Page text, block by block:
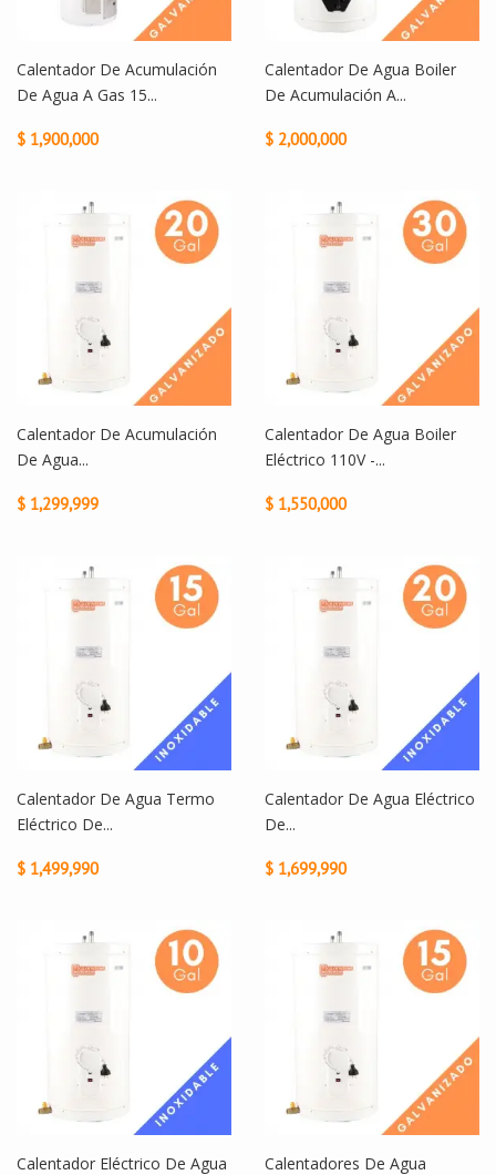
Calentador De Acumulación
De Agua A Gas 15...
$ 1,900,000
Calentador De Agua Boiler
De Acumulación A...
$ 2,000,000
Calentador De Acumulación
De Agua...
$ 1,299,999
Calentador De Agua Boiler
Eléctrico 110V -...
$ 1,550,000
Calentador De Agua Termo
Eléctrico De...
$ 1,499,990
Calentador De Agua Eléctrico
De...
$ 1,699,990
Calentador Eléctrico De Agua
Calentadores De Agua